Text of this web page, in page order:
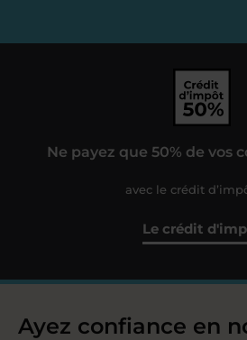
Ne payez que 50% de vos
avec le crédit
Le crédit
Ayez confiance en